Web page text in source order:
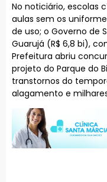
No noticiário, escolas
aulas sem os
de uso; o Governo de
Guarujá (R$ 6,8 bi),
Prefeitura abriu
projeto do Parque do
transtornos do
alagamento e